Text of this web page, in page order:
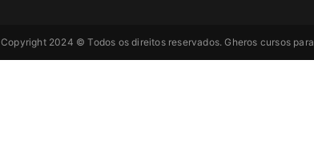
Copyright 2024 © Todos os direitos reservados. Gheros cursos